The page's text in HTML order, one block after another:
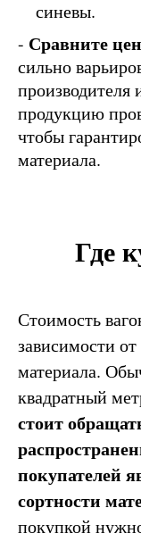
синевы.
- Сравните
сильно
производителя
продукцию
чтобы
материала.
Где
Стоимость
зависимости
материала.
квадратный
стоит
покупателей
сортности
покупкой